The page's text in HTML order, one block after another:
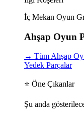
İç Mekan Oyun
Ahşap Oyun
→ Tüm Ahşap
Yedek Parçalar
⭐ Öne Çıkanlar
Şu anda